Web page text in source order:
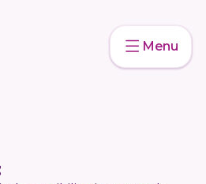
Menu